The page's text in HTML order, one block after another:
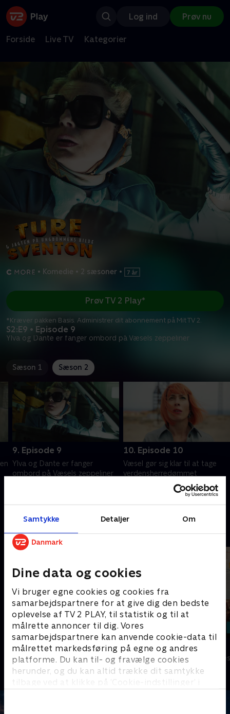
Samtykke Detaljer Om
Dine data og cookies
Vi bruger egne cookies og cookies fra
samarbejdspartnere for at give dig den bedste
oplevelse af TV 2 PLAY, til statistik og til at
målrette annoncer til dig. Vores
samarbejdspartnere kan anvende cookie-data til
målrettet markedsføring på egne og andres
platforme. Du kan til- og fravælge cookies
herunder, og du kan altid trække dit samtykke
tilbage ved at klikke på ’Cookie-indstillinger’ i
Log ind Prøv nu
Forside Live TV Kategorier
• Komedie 2 sæsoner •
S2:E9 • Episode 9
Ylva og Dante er fanger ombord på Væsels zeppeliner
Prøv TV 2 Play*
*Kræver pakken Basis. Administrer dit abonnement på Mit TV 2.
Sæson 1 Sæson 2
9. Episode 9
Ylva og Dante er fanger
ombord på Væsels zeppeliner
10. Episode 10
Væsel gør sig klar til at tage
verdensherredømmet
6. oktober 2023 • 22 min
Andre så også
Hold vejret
Komedie • 1 sæsoner
Friheden
Komedie • 2